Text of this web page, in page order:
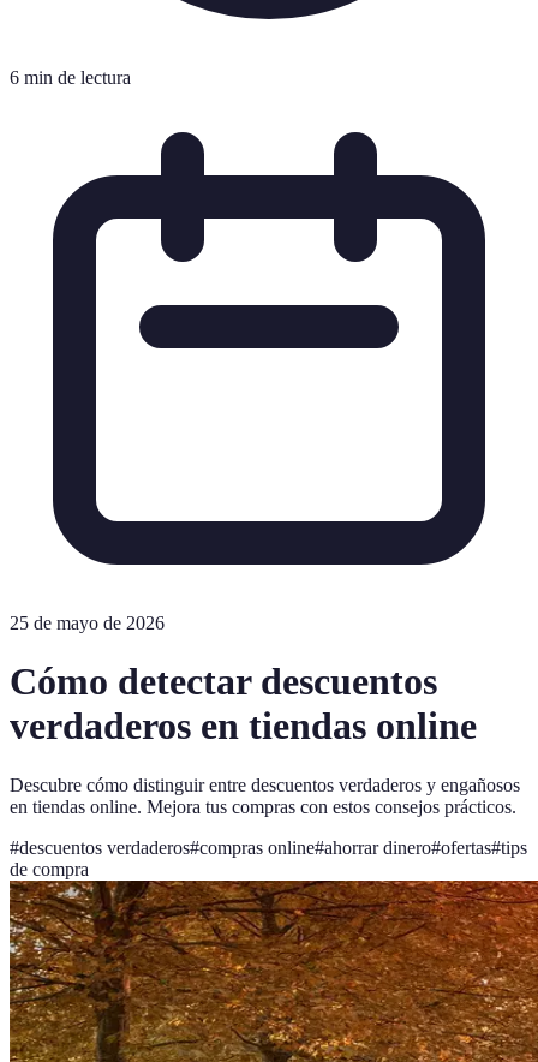
6 min de lectura
25 de mayo de 2026
Cómo detectar descuentos
verdaderos en tiendas online
Descubre cómo distinguir entre descuentos verdaderos y engañosos
en tiendas online. Mejora tus compras con estos consejos prácticos.
#descuentos verdaderos#compras online#ahorrar dinero#ofertas#tips
de compra